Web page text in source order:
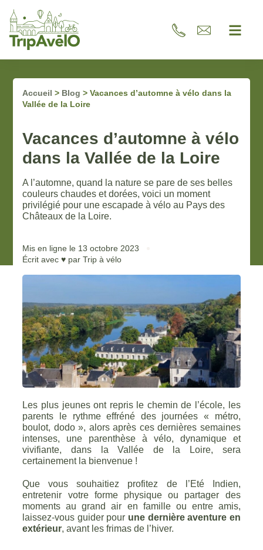
Accueil > Blog >Vacances d’automne à vélo dans la
Vallée de la Loire
Vacances d’automne à vélo
dans la Vallée de la Loire
A l’automne, quand la nature se pare de ses belles
couleurs chaudes et dorées, voici un moment
privilégié pour une escapade à vélo au Pays des
Châteaux de la Loire.
Mis en ligne le 13 octobre 2023
Écrit avec ♥ par Trip à vélo
Les plus jeunes ont repris le chemin de l’école, les
parents le rythme effréné des journées « métro,
boulot, dodo », alors après ces dernières semaines
intenses, une parenthèse à vélo, dynamique et
vivifiante, dans la Vallée de la Loire, sera
certainement la bienvenue !
Que vous souhaitiez profitez de l’Eté Indien,
entretenir votre forme physique ou partager des
moments au grand air en famille ou entre amis,
laissez-vous guider pour une dernière aventure en
extérieur, avant les frimas de l’hiver.